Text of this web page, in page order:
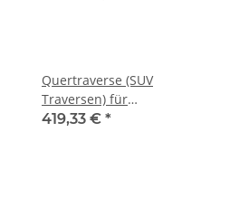
Quertraverse (SUV
Traversen) für
Scherenhebebühnen,
419,33 € *